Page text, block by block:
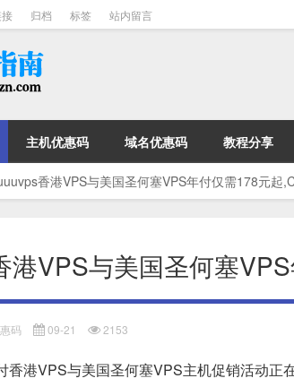
归档 标签 站内留言
主机优惠码 域名优惠码 教程分享
香港VPS与美国圣何塞VPS年付仅需178元起
港VPS与美国圣何塞
码 09-21 2153
香港VPS与美国圣何塞VPS主机促销活动